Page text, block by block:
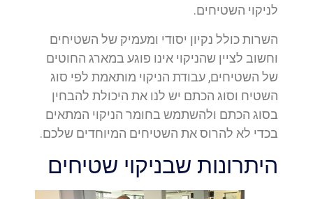
לניקוי השטיחים.
השרות כולל נקיון יסודי ומעמיק של השטיחים
וחשוב לציין שהניקוי אינו פוגע במארג החוטים
של השטיחים, עבודת הניקוי מותאמת לפי סוג
השטיח וסוג הכתם יש לנו את היכולת להבחין
בסוג הכתם ולהשתמש בחומר הניקוי המתאים
בכדי לא להרוס את השטיחים המיוחדים שלכם.
היתרונות שבניקוי שטיחים